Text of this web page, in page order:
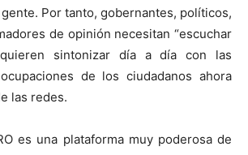
Por tanto, gobernantes, políticos,
de opinión necesitan “escuchar
sintonizar día a día con las
de los ciudadanos ahora
las redes.
es una plataforma muy poderosa de